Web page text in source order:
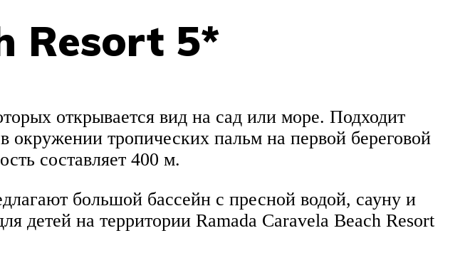
Resort 5*
открывается вид на сад или море. Подходит
окружении тропических пальм на первой береговой
составляет 400 м.
большой бассейн с пресной водой, сауну и
детей на территории Ramada Caravela Beach Resort